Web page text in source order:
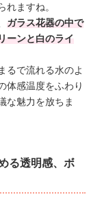
れますね。
ガラス花器の中で
ーンと白のライ
るで流れる水のよ
体感温度をふわり
な魅力を放ちま
る透明感、ボ